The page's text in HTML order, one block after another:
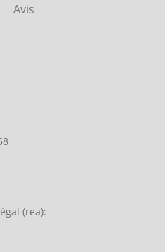
Avis
(rea):